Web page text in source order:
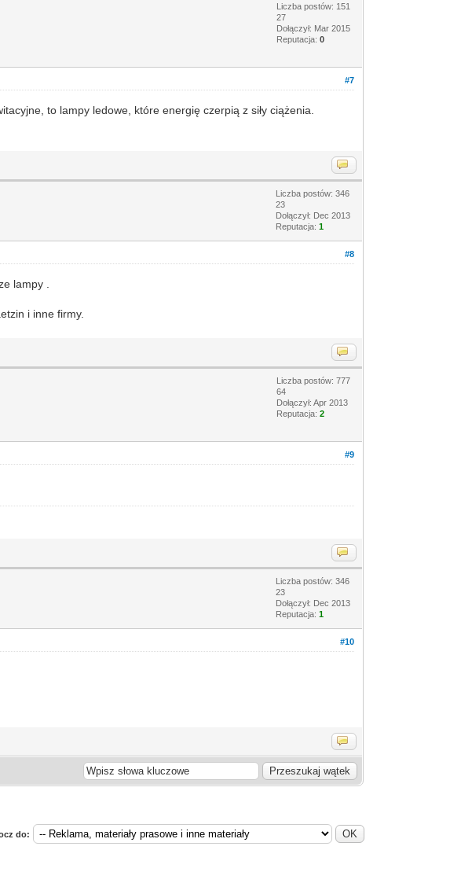
Liczba postów: 151
27
Dołączył: Mar 2015
Reputacja:0
#7
to lampy ledowe, które energię czerpią z siły ciążenia.
Liczba postów: 346
23
Dołączył: Dec 2013
Reputacja:1
#8
lampy .
i inne firmy.
Liczba postów: 777
64
Dołączył: Apr 2013
Reputacja:2
#9
Liczba postów: 346
23
Dołączył: Dec 2013
Reputacja:1
#10
do: